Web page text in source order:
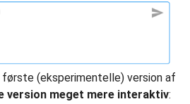
(eksperimentelle) version af
version meget mere interaktiv: